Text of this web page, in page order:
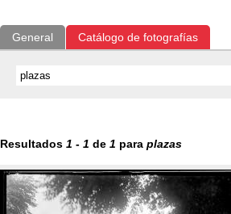
General Catálogo de fotografías
Resultados 1 - 1 de 1 para plazas